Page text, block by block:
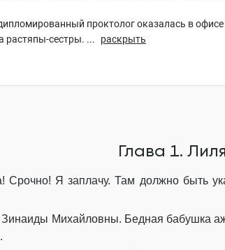
проктолог оказалась в
растяпы-сестры. ...
раскрыть
Глава 1. Лиля
Я заплачу. Там должно быть
Зинаиды Михайловны. Бедная бабушка